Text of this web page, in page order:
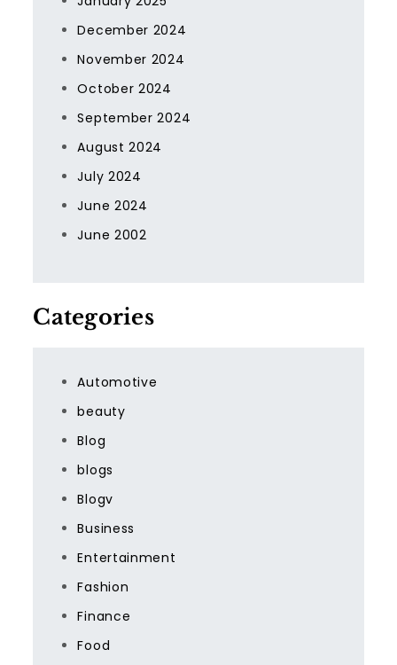
December 2024
November 2024
October 2024
September 2024
August 2024
July 2024
June 2024
June 2002
Categories
Automotive
beauty
Blog
blogs
Blogv
Business
Entertainment
Fashion
Finance
Food